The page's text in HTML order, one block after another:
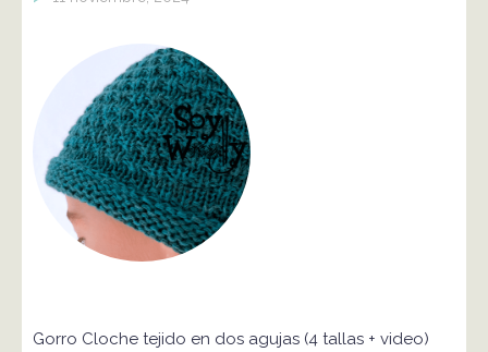
Gorro Cloche tejido en dos agujas (4 tallas + video)